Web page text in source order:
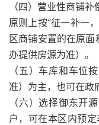
（四）营业性商铺补
原则上按“征一补一
区商铺安置的在原
办提供房源为准）。
（五）车库和车位
准）为主，也可在政
（六）选择御东开
户，可在本区内预